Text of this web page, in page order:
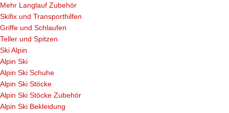
Mehr Langlauf Zubehör
Skifix und Transporthilfen
Griffe und Schlaufen
Teller und Spitzen
Ski Alpin
Alpin Ski
Alpin Ski Schuhe
Alpin Ski Stöcke
Alpin Ski Stöcke Zubehör
Alpin Ski Bekleidung